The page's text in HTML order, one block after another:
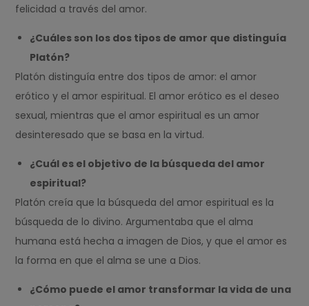
felicidad a través del amor.
¿Cuáles son los dos tipos de amor que distinguía
Platón?
Platón distinguía entre dos tipos de amor: el amor
erótico y el amor espiritual. El amor erótico es el deseo
sexual, mientras que el amor espiritual es un amor
desinteresado que se basa en la virtud.
¿Cuál es el objetivo de la búsqueda del amor
espiritual?
Platón creía que la búsqueda del amor espiritual es la
búsqueda de lo divino. Argumentaba que el alma
humana está hecha a imagen de Dios, y que el amor es
la forma en que el alma se une a Dios.
¿Cómo puede el amor transformar la vida de una